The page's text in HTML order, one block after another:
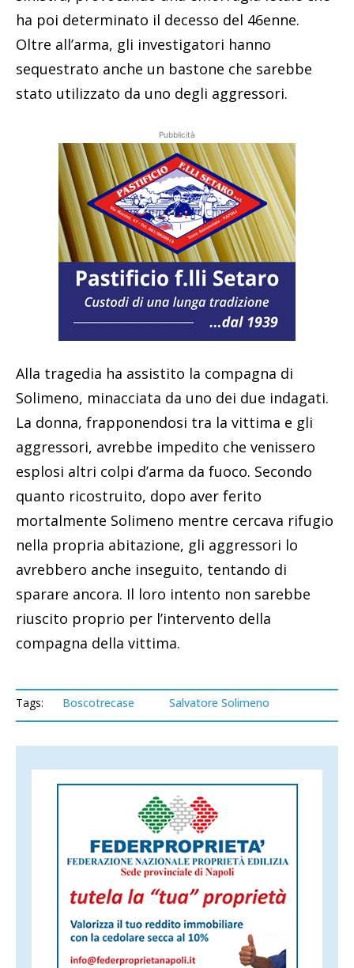
ha poi determinato il decesso del 46enne.
Oltre all’arma, gli investigatori hanno
sequestrato anche un bastone che sarebbe
stato utilizzato da uno degli aggressori.
Pubblicità
Alla tragedia ha assistito la compagna di
Solimeno, minacciata da uno dei due indagati.
La donna, frapponendosi tra la vittima e gli
aggressori, avrebbe impedito che venissero
esplosi altri colpi d’arma da fuoco. Secondo
quanto ricostruito, dopo aver ferito
mortalmente Solimeno mentre cercava rifugio
nella propria abitazione, gli aggressori lo
avrebbero anche inseguito, tentando di
sparare ancora. Il loro intento non sarebbe
riuscito proprio per l’intervento della
compagna della vittima.
Tags: Boscotrecase Salvatore Solimeno